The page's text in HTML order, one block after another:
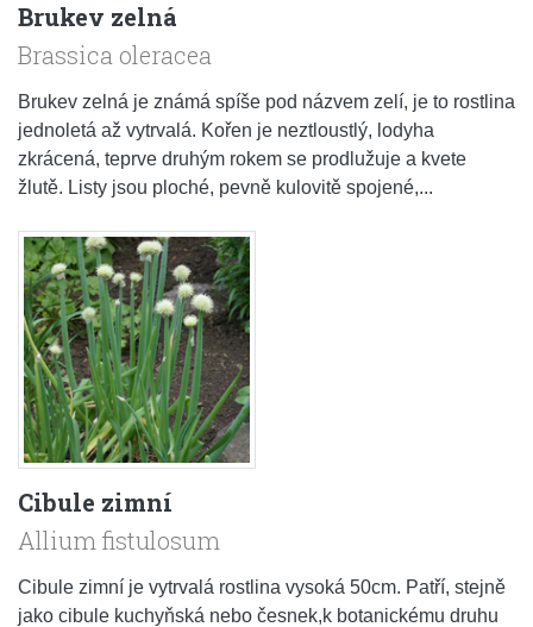
Brukev zelná
Brassica oleracea
Brukev zelná je známá spíše pod názvem zelí, je to rostlina
jednoletá až vytrvalá. Kořen je neztloustlý, lodyha
zkrácená, teprve druhým rokem se prodlužuje a kvete
žlutě. Listy jsou ploché, pevně kulovitě spojené,...
Cibule zimní
Allium fistulosum
Cibule zimní je vytrvalá rostlina vysoká 50cm. Patří, stejně
jako cibule kuchyňská nebo česnek,k botanickému druhu